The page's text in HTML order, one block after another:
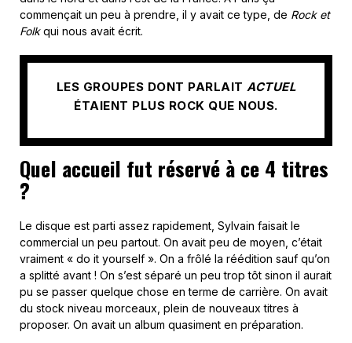
commençait un peu à prendre, il y avait ce type, de Rock et
Folkqui nous avait écrit.
LES GROUPES DONT PARLAITACTUEL
ÉTAIENT PLUS ROCK QUE NOUS.
Quel accueil fut réservé à ce 4 titres
?
Le disque est parti assez rapidement, Sylvain faisait le
commercial un peu partout. On avait peu de moyen, c’était
vraiment « do it yourself ». On a frôlé la réédition sauf qu’on
a splitté avant ! On s’est séparé un peu trop tôt sinon il aurait
pu se passer quelque chose en terme de carrière. On avait
du stock niveau morceaux, plein de nouveaux titres à
proposer. On avait un album quasiment en préparation.